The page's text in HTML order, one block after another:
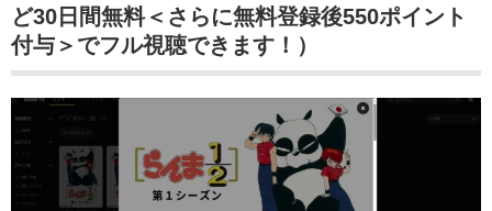
ど30日間無料＜さらに無料登録後550ポイント
付与＞でフル視聴できます！）